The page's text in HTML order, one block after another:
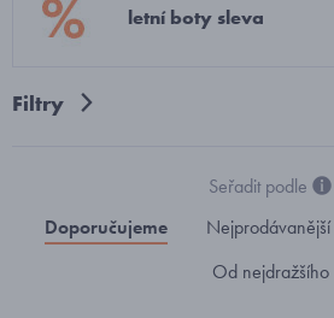
letní boty sleva
Filtry
Seřadit podle
Doporučujeme
Nejprodávanější
Od nejdražšího